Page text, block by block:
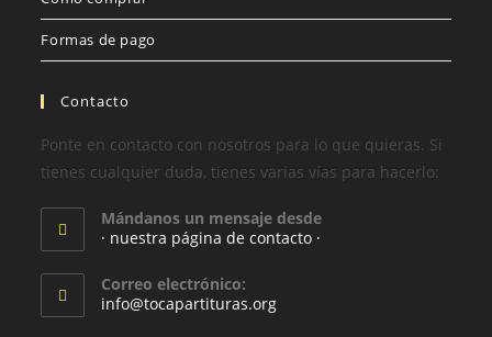
Formas de pago
Contacto
Ponte en contacto con nosotros para lo que quieras. Si
tienes cualquier duda, tienes varias vías para hacerlo:
Mándanos un mensaje desde
· nuestra página de contacto ·
Correo electrónico:
info@tocapartituras.org